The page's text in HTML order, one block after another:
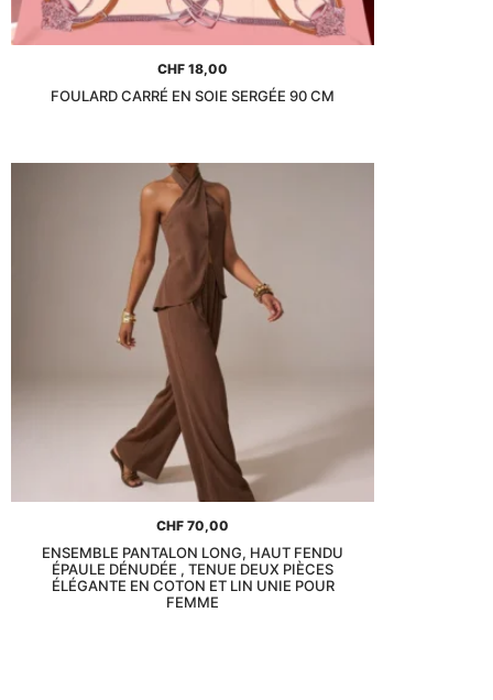
CHF 18,00
FOULARD CARRÉ EN SOIE SERGÉE 90 CM
CHF 70,00
ENSEMBLE PANTALON LONG, HAUT FENDU
ÉPAULE DÉNUDÉE , TENUE DEUX PIÈCES
ÉLÉGANTE EN COTON ET LIN UNIE POUR
FEMME